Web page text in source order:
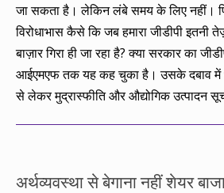
जा सकता है। लेकिन लंबे समय के लिए नहीं।
विरोधाभास कैसे कि जब हमारा जीडीपी इतनी
बाज़ार गिरा ही जा रहा है? क्या सरकार का
आईएमएफ तक यह कह चुका है। उसके दबाव में
से लेकर मुद्रास्फीति और औद्योगिक उत्पादन
अर्थव्यवस्था से बेगाना नहीं शेयर